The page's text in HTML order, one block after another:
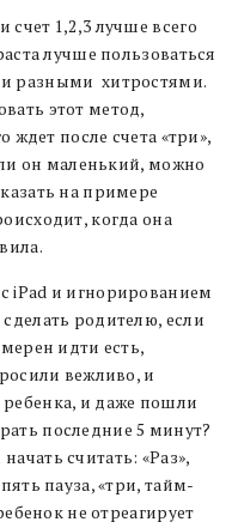
1,2,3 лучше всего
лучше пользоваться
разными хитростями.
этот метод,
ждет после счета «три»,
он маленький, можно
на примере
когда она
iPad и игнорированием
родителю, если
идти есть,
вежливо, и
и даже пошли
последние 5 минут?
считать: «Раз»,
пауза, «три, тайм-
не отреагирует